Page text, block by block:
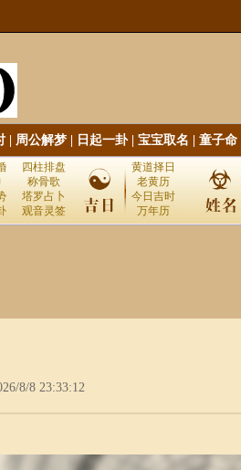
| 周公解梦 日起一卦| 宝宝取名 童子命
四柱排盘
称骨歌
塔罗占卜
观音灵签
黄道择日
老黄历
今日吉时
万年历
8/8 23:33:12